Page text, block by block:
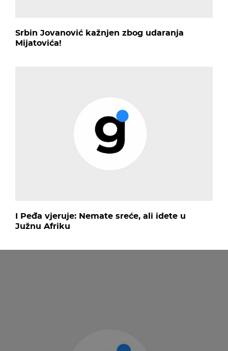
Srbin Jovanović kažnjen zbog udaranja
Mijatovića!
I Peđa vjeruje: Nemate sreće, ali idete u
Južnu Afriku